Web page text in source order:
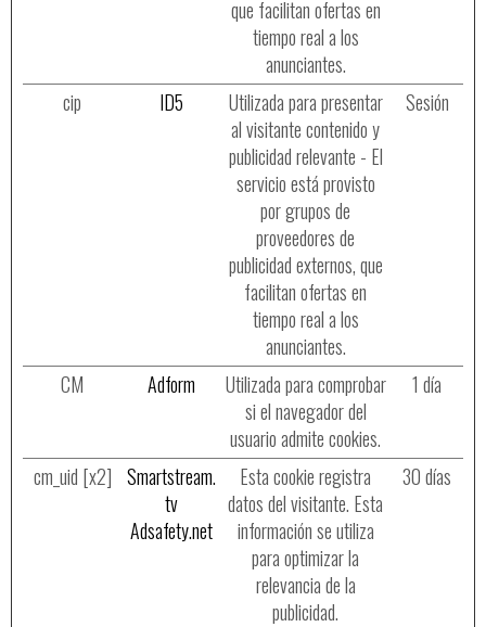
que facilitan ofertas en
tiempo real a los
anunciantes.
cip
ID5
Utilizada para presentar
al visitante contenido y
publicidad relevante - El
servicio está provisto
por grupos de
proveedores de
publicidad externos, que
facilitan ofertas en
tiempo real a los
anunciantes.
Sesión
CM Adform
Utilizada para comprobar
si el navegador del
usuario admite cookies.
1 día
cm_uid [x2] Smartstream.
tv
Adsafety.net
Esta cookie registra
datos del visitante. Esta
información se utiliza
para optimizar la
relevancia de la
publicidad.
30 días